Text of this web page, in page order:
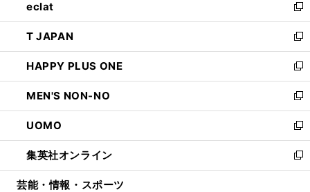
く
で
開
く
ド
ウ
で
開
く
ィ
ン
ド
ウ
で
開
く
い
ウ
ィ
ン
ド
ウ
で
開
く
eclat
新
し
い
ウ
ィ
ン
ド
ウ
で
開
く
T JAPAN
新
し
い
ウ
ィ
ン
ド
ウ
で
開
HAPPY PLUS ONE
新
し
い
ウ
ィ
ン
ド
ウ
MEN'S NON-NO
新
し
い
ウ
ィ
ン
UOMO
新
し
い
ウ
集英社オンライン
新
し
芸能・情報・スポーツ